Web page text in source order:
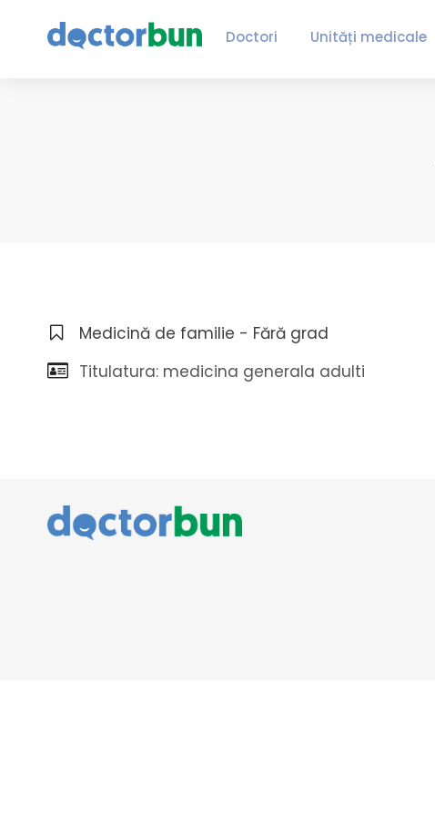
Doctori Unități medicale
Medicină de familie - Fără grad
Titulatura: medicina generala adulti